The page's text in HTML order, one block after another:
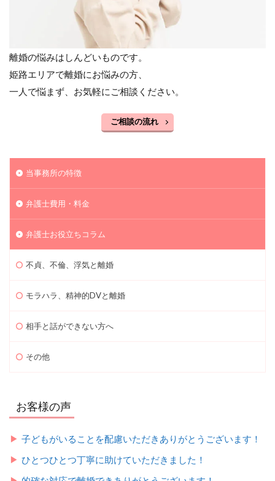
離婚の悩みはしんどいものです。
姫路エリアで離婚にお悩みの方、
一人で悩まず、お気軽にご相談ください。
ご相談の流れ
当事務所の特徴
弁護士費用・料金
弁護士お役立ちコラム
不貞、不倫、浮気と離婚
モラハラ、精神的DVと離婚
相手と話ができない方へ
その他
お客様の声
子どもがいることを配慮いただきありがとうございます！
ひとつひとつ丁寧に助けていただきました！